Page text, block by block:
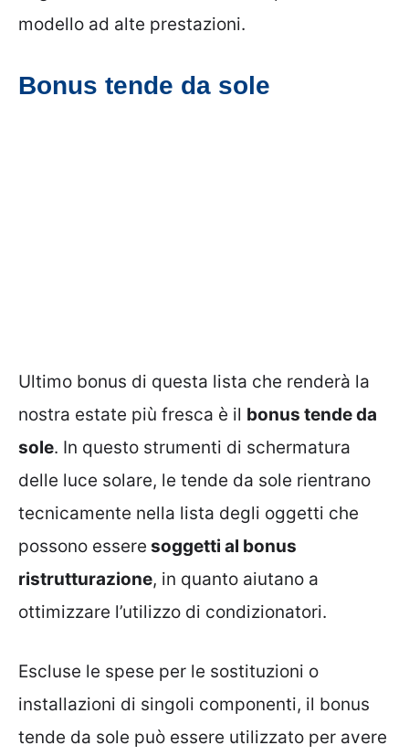
modello ad alte prestazioni.
Bonus tende da sole
Ultimo bonus di questa lista che renderà la
nostra estate più fresca è il bonus tende da
sole. In questo strumenti di schermatura
delle luce solare, le tende da sole rientrano
tecnicamente nella lista degli oggetti che
possono essere soggetti al bonus
ristrutturazione, in quanto aiutano a
ottimizzare l’utilizzo di condizionatori.
Escluse le spese per le sostituzioni o
installazioni di singoli componenti, il bonus
tende da sole può essere utilizzato per avere